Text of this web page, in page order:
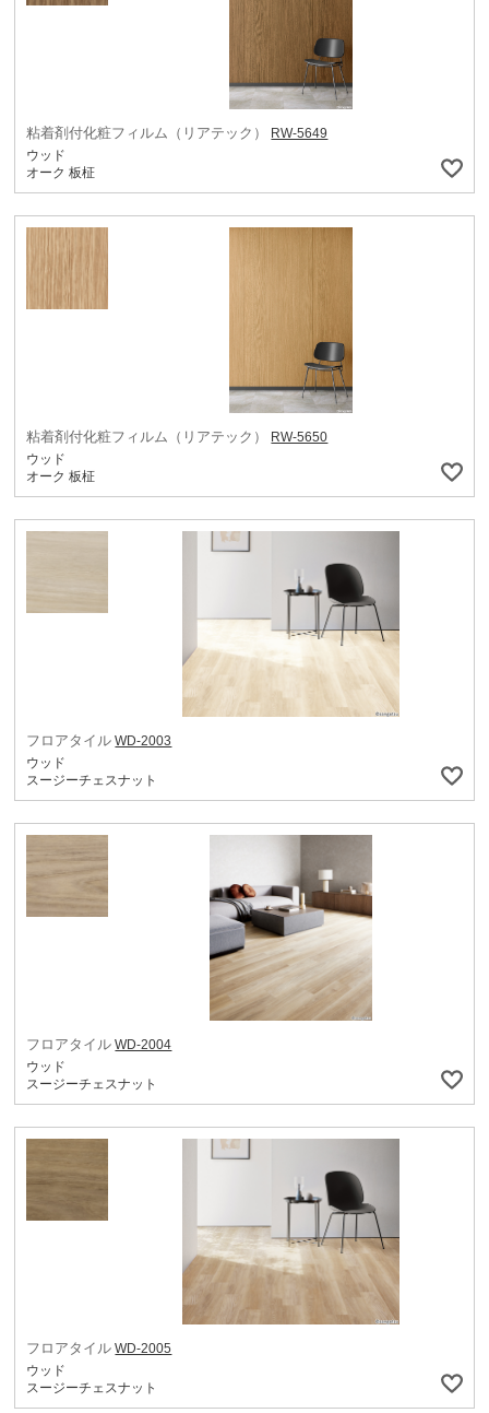
粘着剤付化粧フィルム（リアテック）
RW-5649
ウッド
オーク 板柾
粘着剤付化粧フィルム（リアテック）
RW-5650
ウッド
オーク 板柾
フロアタイル WD-2003
ウッド
スージーチェスナット
フロアタイル WD-2004
ウッド
スージーチェスナット
フロアタイル WD-2005
ウッド
スージーチェスナット